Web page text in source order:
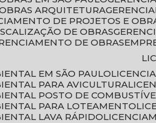
ARQUITETURA
DE PROJETOS E
DE OBRAS
DE OBRAS
EM SÃO PAULO
PARA AVICULTURA
POSTO DE
PARA LOTEAMENTO
LAVA RÁPIDO